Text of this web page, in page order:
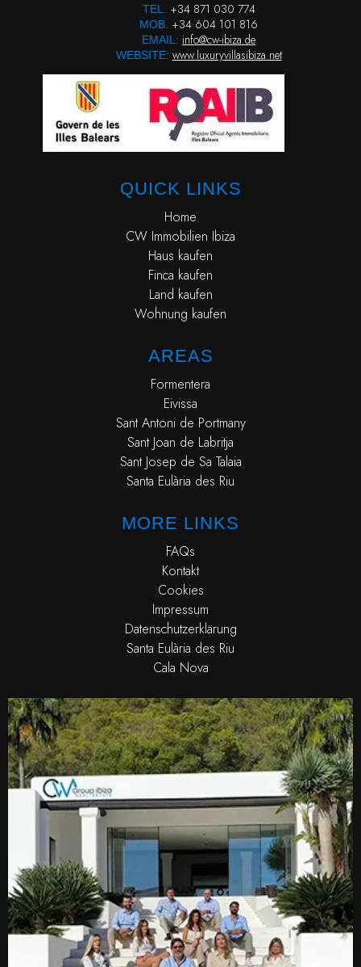
TEL. +34 871 030 774
MOB. +34 604 101 816
EMAIL: info@cw-ibiza.de
WEBSITE: www.luxuryvillasibiza.net
QUICK LINKS
Home
CW Immobilien Ibiza
Haus kaufen
Finca kaufen
Land kaufen
Wohnung kaufen
AREAS
Formentera
Eivissa
Sant Antoni de Portmany
Sant Joan de Labritja
Sant Josep de Sa Talaia
Santa Eulària des Riu
MORE LINKS
FAQs
Kontakt
Cookies
Impressum
Datenschutzerklärung
Santa Eulària des Riu
Cala Nova